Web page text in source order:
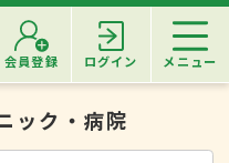
会員登録 ログイン メニュー
ック・病院